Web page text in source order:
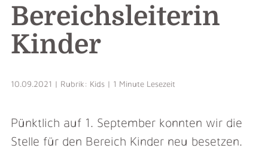
Bereichsleiterin
Kinder
10.09.2021 | Rubrik: Kids | 1 Minute Lesezeit
Pünktlich auf 1. September konnten wir die
Stelle für den Bereich Kinder neu besetzen.